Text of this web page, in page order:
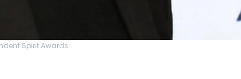
Spirit Awards